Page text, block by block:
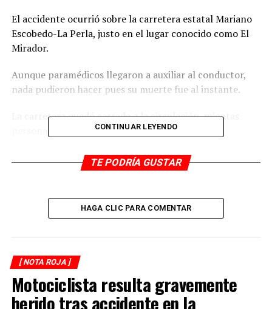
El accidente ocurrió sobre la carretera estatal Mariano
Escobedo-La Perla, justo en el lugar conocido como El
Mirador.
Aunque paramédicos llegaron a auxiliar al conductor,
nada pudieron hacer pues su muerte fue al instante.
La carretera quedó cerrada a la circulación, mientas
personal de la Fiscalía realizaba las diligencias
Niña de 13 años es hallada muerta
Lo encuentran en narcofosa
CONTINUAR LEYENDO
TE PODRÍA GUSTAR
HAGA CLIC PARA COMENTAR
[ NOTA ROJA ]
Motociclista resulta gravemente
herido tras accidente en la